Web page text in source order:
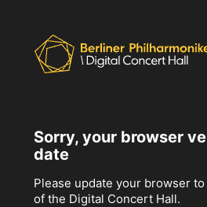
Sorry, your browser
date
Please update your browser
of the Digital Concert Hall.